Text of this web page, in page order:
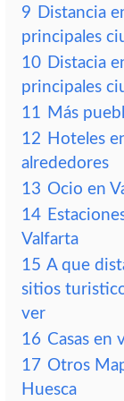
9 Distancia
principales
10 Distacia
principales
11 Más
12 Hoteles
alrededores
13 Ocio en
14
Valfarta
15 A que
sitios
ver
16 Casas en
17 Otros
Huesca